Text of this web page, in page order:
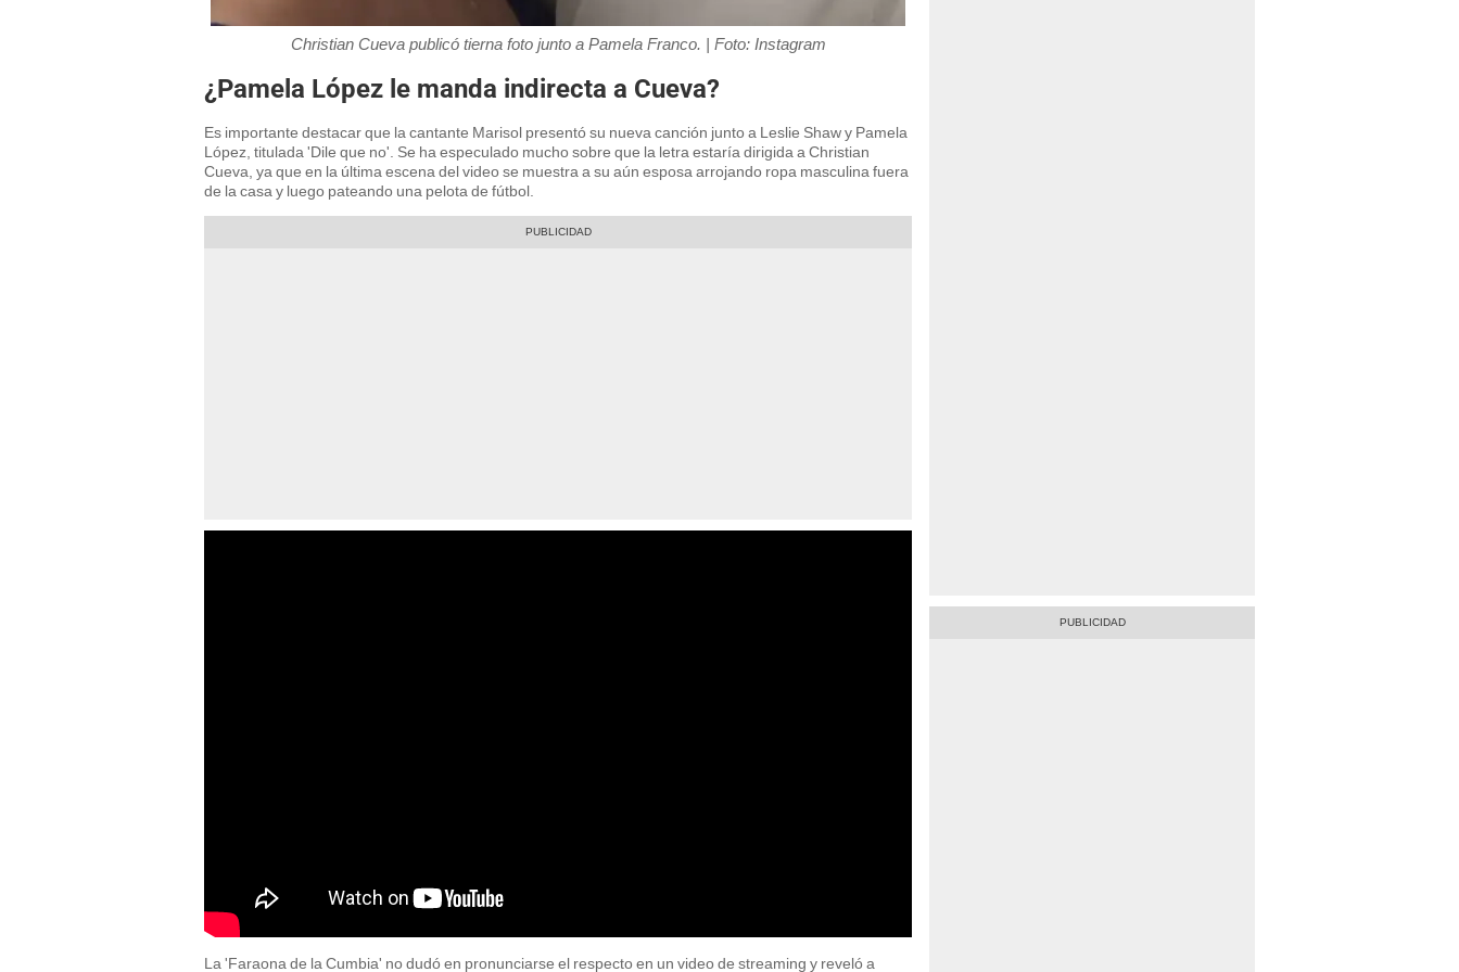
Christian Cueva publicó tierna foto junto a Pamela Franco. | Foto: Instagram
¿Pamela López le manda indirecta a Cueva?
Es importante destacar que la cantante Marisol presentó su nueva canción junto a Leslie Shaw y Pamela
López, titulada 'Dile que no'. Se ha especulado mucho sobre que la letra estaría dirigida a Christian
Cueva, ya que en la última escena del video se muestra a su aún esposa arrojando ropa masculina fuera
de la casa y luego pateando una pelota de fútbol.
La 'Faraona de la Cumbia' no dudó en pronunciarse el respecto en un video de streaming y reveló a